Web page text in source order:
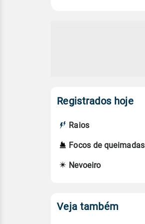
Registrados hoje
Raios
Focos de queimadas
Nevoeiro
Veja também